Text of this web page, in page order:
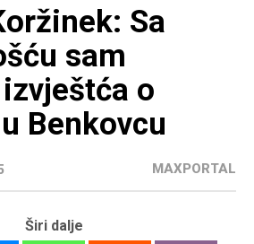
Sa
sam
o
Benkovcu
MAXPORTAL
Širi dalje